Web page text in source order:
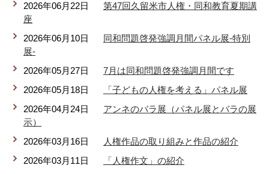
計画・政策
サイトマップ 組織から探す
リンク集 利用ガイド
プライバシーポリシー
サイトについて
閉じる
2026年06月22日
第47回久留米市人権・同和教育夏期講
座
2026年06月10日
同和問題啓発強調月間パネル展-特別
展-
2026年05月27日
7月は同和問題啓発強調月間です
2026年05月18日
「子どもの人権を考える」パネル展
2026年04月24日
アンネのバラ展（パネル展とバラの展
示）
2026年03月16日
人権作品の取り組みと作品の紹介
2026年03月11日
「人権作文」の紹介